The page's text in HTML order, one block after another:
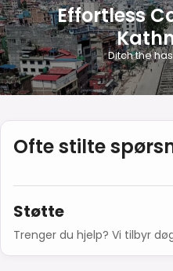
Effortless
Ditch the
Ofte stilte
Støtte
Trenger du hjelp? Vi tilbyr